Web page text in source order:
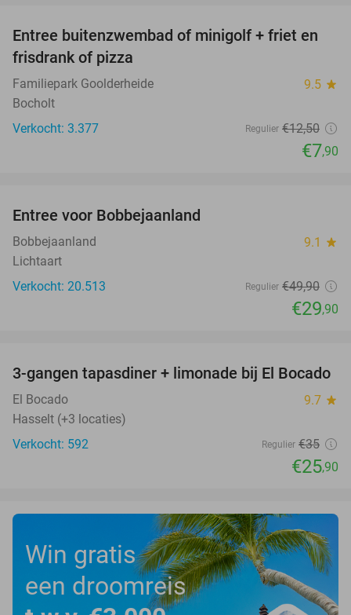
37%
Entree buitenzwembad of minigolf + friet en
frisdrank of pizza
Familiepark Goolderheide 9.5 star
Bocholt
Verkocht: 3.377
Regulier €12,50
€7,90
Entree voor Bobbejaanland
Bobbejaanland 9.1 star
Lichtaart
Verkocht: 20.513
Regulier €49,90
€29,90
26%
3-gangen tapasdiner + limonade bij El Bocado
El Bocado 9.7 star
Hasselt (+3 locaties)
Verkocht: 592
Regulier €35
€25,90
Win gratis
een droomreis